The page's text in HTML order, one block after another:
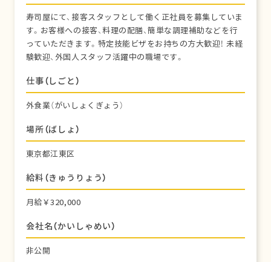
寿司屋にて、接客スタッフとして働く正社員を募集していま
す。お客様への接客、料理の配膳、簡単な調理補助などを行
っていただきます。特定技能ビザをお持ちの方大歓迎！ 未経
験歓迎、外国人スタッフ活躍中の職場です。
仕事（しごと）
外食業（がいしょくぎょう）
場所（ばしょ）
東京都江東区
給料（きゅうりょう）
月給￥320,000
会社名（かいしゃめい）
非公開